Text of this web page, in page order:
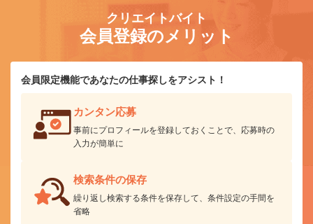
クリエイトバイト
会員登録のメリット
会員限定機能であなたの仕事探しをアシスト！
カンタン応募
事前にプロフィールを登録しておくことで、応募時の
入力が簡単に
検索条件の保存
繰り返し検索する条件を保存して、条件設定の手間を
省略